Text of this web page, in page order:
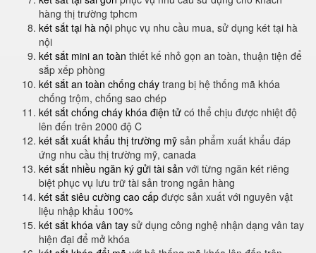
hàng thị trường tphcm
két sắt tại hà nội phục vụ nhu cầu mua, sử dụng két tại hà
nội
két sắt mini an toàn thiết kế nhỏ gọn an toàn, thuận tiện để
sắp xếp phòng
két sắt an toàn chống cháy trang bị hệ thống mã khóa
chống trộm, chống sao chép
két sắt chống cháy khóa điện tử có thể chịu được nhiệt độ
lên đến trên 2000 độ C
két sắt xuất khẩu thị trường mỹ sản phẩm xuất khẩu đáp
ứng nhu cầu thị trường mỹ, canada
két sắt nhiều ngăn ký gửi tài sản với từng ngăn két riêng
biệt phục vụ lưu trữ tài sản trong ngân hàng
két sắt siêu cường cao cấp được sản xuất với nguyên vật
liệu nhập khẩu 100%
két sắt khóa vân tay sử dụng công nghệ nhận dạng vân tay
hiện đại để mở khóa